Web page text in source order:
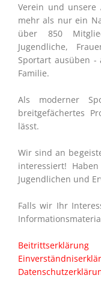
Verein und unsere
mehr als nur ein
über 850
Jugendliche,
Sportart ausüben
Familie.
Als moderner
breitgefächertes
lässt.
Wir sind an
interessiert!
Jugendlichen und
Falls wir Ihr
Beitrittserklärung